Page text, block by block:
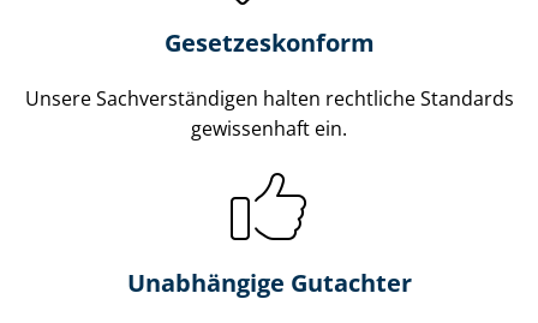
Gesetzes­konform
Unsere Sach­ver­stän­di­gen halten rechtliche Standards
gewissenhaft ein.
Unabhängige Gutachter